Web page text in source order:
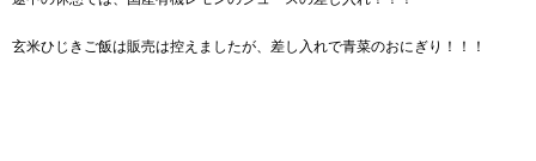
玄米ひじきご飯は販売は控えましたが、差し入れで青菜のおにぎり！！！